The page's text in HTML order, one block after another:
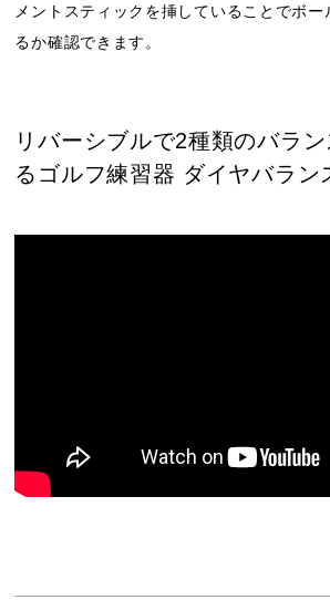
メントスティックを挿していることでボ
るか確認できます。
リバーシブルで2種類のバラ
るゴルフ練習器 ダイヤバラン